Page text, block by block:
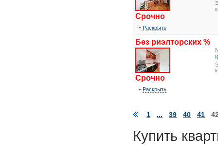
Срочно
Раскрыть
Без риэлторских %
Срочно
Раскрыть
1 ... 39 40 41
Купить